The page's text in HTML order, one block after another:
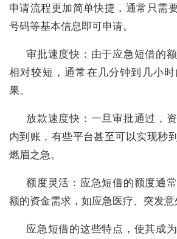
申请流程更加简单快捷，通常只需
号码等基本信息即可申请。
审批速度快：由于应急短借的
相对较短，通常在几分钟到几小
果。
放款速度快：一旦审批通过，
内到账，有些平台甚至可以实现秒
燃眉之急。
额度灵活：应急短借的额度通
额的资金需求，如应急医疗、突发意
应急短借的这些特点，使其成